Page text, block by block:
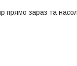
прямо зараз та